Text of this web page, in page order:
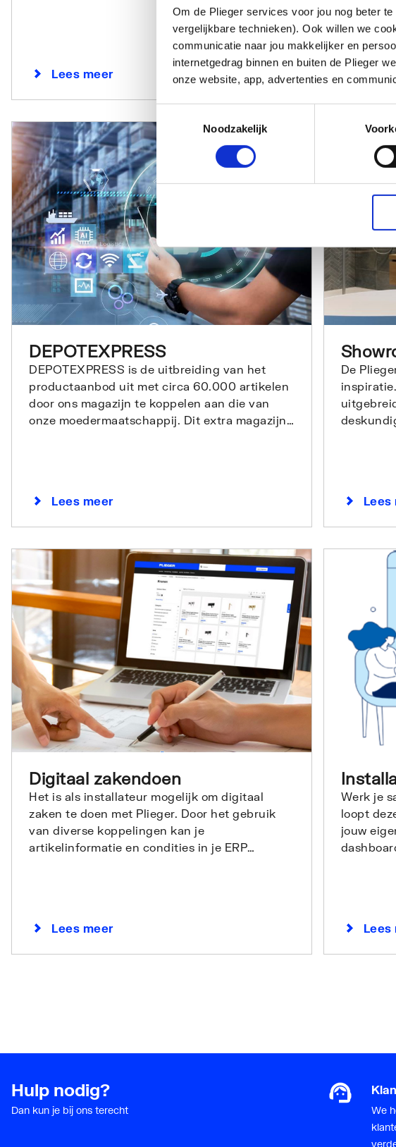
Om de Plieger services voor jou nog beter
vergelijkbare technieken). Ook willen we
communicatie naar jou makkelijker en
internetgedrag binnen en buiten de Plieger
onze website, app, advertenties en
Noodzakelijk
Lees meer
bij te
één
Lees
DEPOTEXPRESS
DEPOTEXPRESS is de uitbreiding van het
productaanbod uit met circa 60.000 artikelen
door ons magazijn te koppelen aan die van
onze moedermaatschappij. Dit extra magazijn
Lees meer
De
Lees
Digitaal zakendoen
Het is als installateur mogelijk om digitaal
zaken te doen met Plieger. Door het gebruik
van diverse koppelingen kan je
artikelinformatie en condities in je ERP
Lees meer
Werk je
loopt
jouw
Lees
Hulp nodig?
Dan kun je bij ons terecht
We